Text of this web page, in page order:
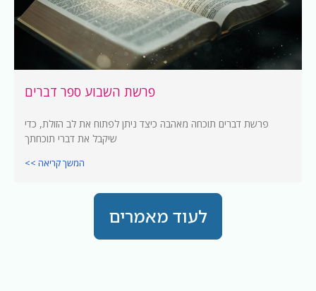
פרשת השבוע ספר דברים
פרשת דברים תוכחה מאהבה כיצד ניתן לפתוח את לב הזולת, כדי
שיקבל את דברי תוכחתך
המשך קריאה >>
לעוד מאמרים